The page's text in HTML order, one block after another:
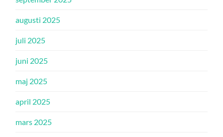
augusti 2025
juli 2025
juni 2025
maj 2025
april 2025
mars 2025